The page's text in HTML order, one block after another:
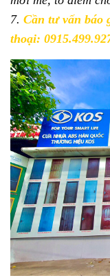
8.2. Quy trình
7. Cần tư vấn báo
thoại: